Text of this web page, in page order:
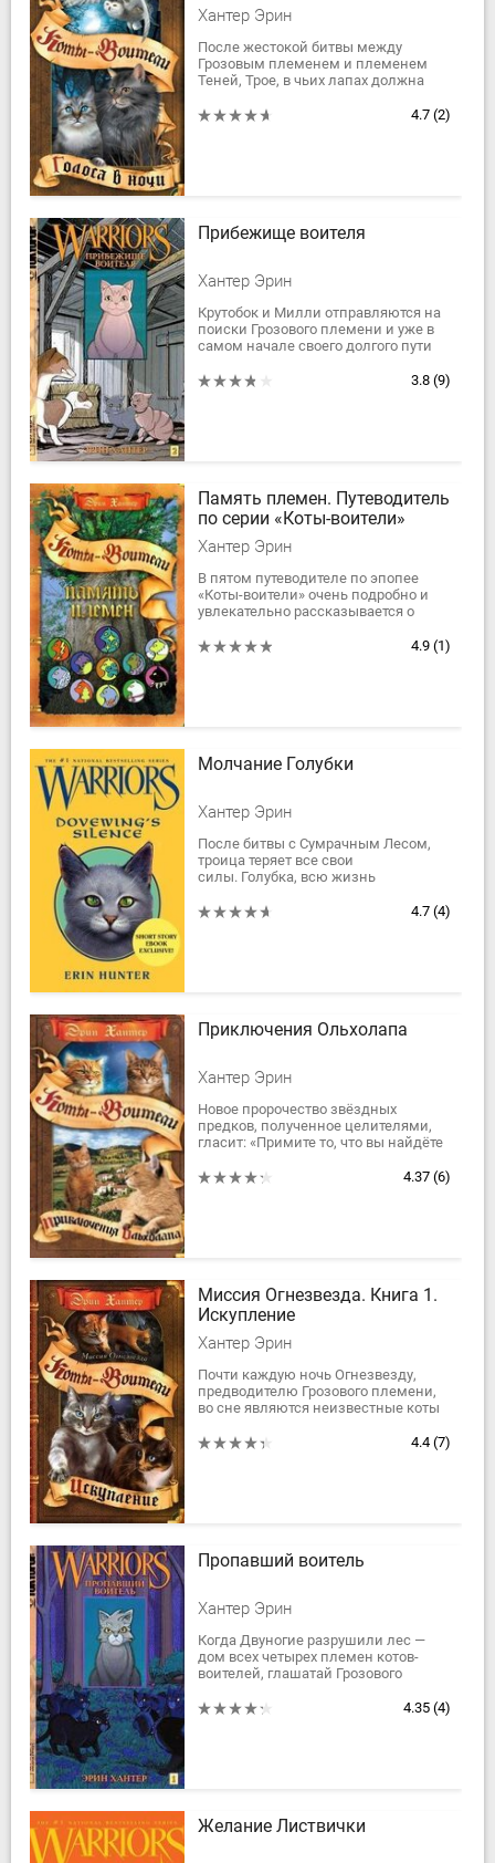
Хантер Эрин
После жестокой битвы между
Грозовым племенем и племенем
Теней, Трое, в чьих лапах должна
решающей битвы со Злом, узнают,
4.7 (2)
Прибежище воителя
Хантер Эрин
Крутобок и Милли отправляются на
поиски Грозового племени и уже в
самом начале своего долгого пути
непреодолимых препятствий.
3.8 (9)
Память племен. Путеводитель
по серии «Коты-воители»
Хантер Эрин
В пятом путеводителе по эпопее
«Коты-воители» очень подробно и
увлекательно рассказывается о
серии - от древних, самых первых,
4.9 (1)
Молчание Голубки
Хантер Эрин
После битвы с Сумрачным Лесом,
троица теряет все свои
силы. Голубка, всю жизнь
новую жизнь. Теперь ей нужно
4.7 (4)
Приключения Ольхолапа
Хантер Эрин
Новое пророчество звёздных
предков, полученное целителями,
гласит: «Примите то, что вы найдёте
расчистить небеса». Приближаются
4.37 (6)
Миссия Огнезвезда. Книга 1.
Искупление
Хантер Эрин
Почти каждую ночь Огнезвезду,
предводителю Грозового племени,
во сне являются неизвестные коты
Огнезвезда в недоумение и
4.4 (7)
Пропавший воитель
Хантер Эрин
Когда Двуногие разрушили лес —
дом всех четырех племен котов-
воителей, глашатай Грозового
товарищей, попал в плен.Вскоре он
4.35 (4)
Желание Листвички